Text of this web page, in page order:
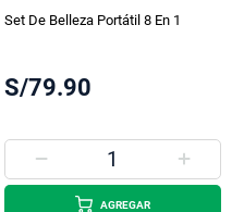
Set De Belleza Portátil 8 En 1
S/79.90
AGREGAR